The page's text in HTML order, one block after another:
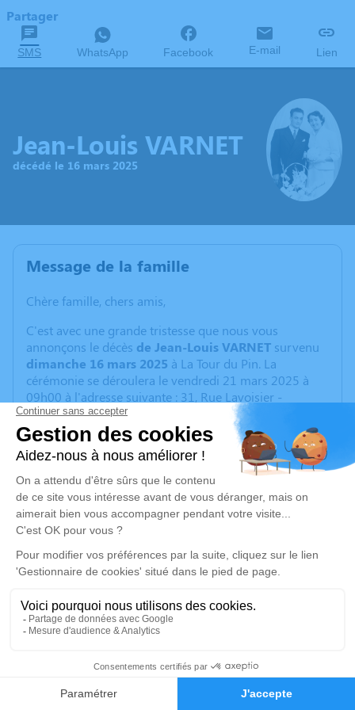
Faire-part Hommages
Partager
SMS WhatsApp Facebook E-mail Lien
Jean-Louis VARNET
décédé le 16 mars 2025
Message de la famille
Chère famille, chers amis,
C'est avec une grande tristesse que nous vous
annonçons le décès de Jean-Louis VARNET survenu
dimanche 16 mars 2025 à La Tour du Pin. La
cérémonie se déroulera le vendredi 21 mars 2025 à
09h00 à l'adresse suivante : 31, Rue Lavoisier -
Bourgoin Jallieu.
Cet espace privé est destiné à recueillir vos
condoléances ou le souvenir d’un moment passé.
Je rends hommage
Cérémonie
vendredi 21 mars 2025 à 09h00
Déroulé des obsèques